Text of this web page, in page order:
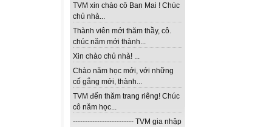
TVM xin chào cô Ban Mai ! Chúc
chủ nhà...
Thành viên mới thăm thầy, cô.
chúc năm mới thành...
Xin chào chủ nhà! ...
Chào năm học mới, với những
cố gắng mới, thành...
TVM đến thăm trang riêng! Chúc
cô năm học...
------------------------- TVM gia nhập